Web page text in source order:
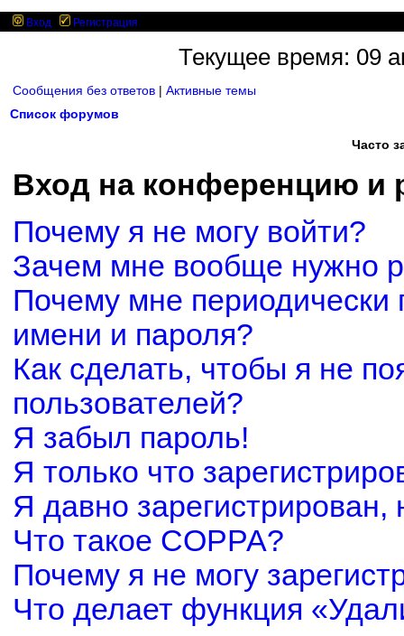
Вход Регистрация
Текущее время: 09
Сообщения без ответов | Активные темы
Список форумов
Часто
Вход на конференцию и
Почему я не могу войти?
Зачем мне вообще нужно
Почему мне периодически
имени и пароля?
Как сделать, чтобы я не
пользователей?
Я забыл пароль!
Я только что
Я давно
Что такое COPPA?
Почему я не могу
Что делает функция